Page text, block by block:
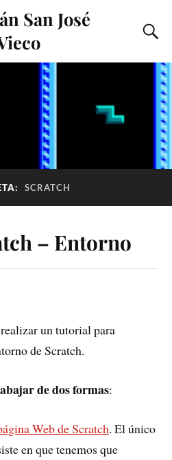
San José
SCRATCH
– Entorno
un tutorial para
de Scratch.
de dos formas:
Web de Scratch. El único
en que tenemos que